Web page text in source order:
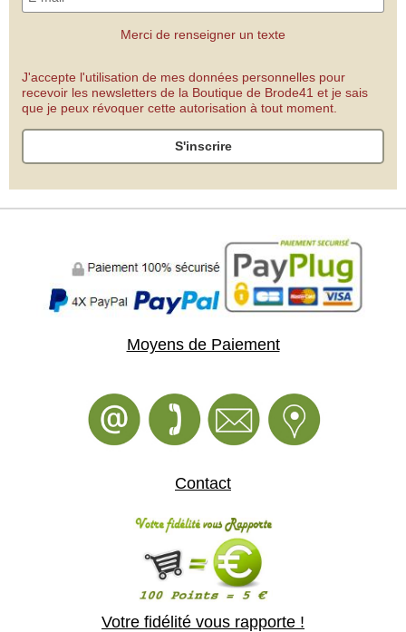
Merci de renseigner un texte
J'accepte l'utilisation de mes données personnelles pour
recevoir les newsletters de la Boutique de Brode41 et je sais
que je peux révoquer cette autorisation à tout moment.
S'inscrire
Moyens de Paiement
Contact
Votre fidélité vous rapporte !